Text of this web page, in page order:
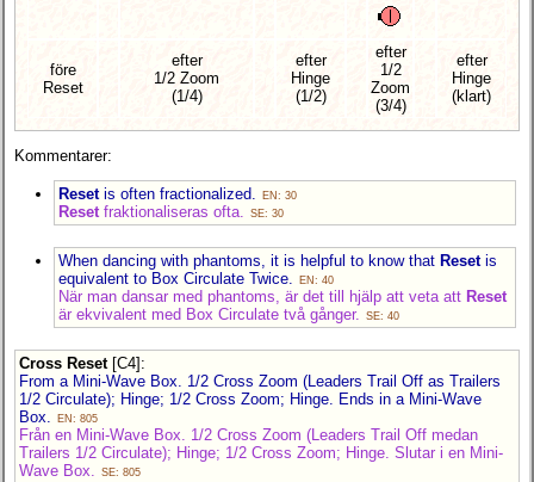
före
Reset
efter
1/2 Zoom
(1/4)
efter
Hinge
(1/2)
efter
1/2
Zoom
(3/4)
efter
Hinge
(klart)
Kommentarer:
Resetis often fractionalized. EN: 30
Resetfraktionaliseras ofta. SE: 30
When dancing with phantoms, it is helpful to know that Resetis
equivalent to Box Circulate Twice.
EN: 40
När man dansar med phantoms, är det till hjälp att veta att Reset
är ekvivalent med Box Circulate två gånger. SE: 40
Cross Reset [C4] :
From a Mini-Wave Box. 1/2 Cross Zoom (Leaders Trail Off as Trailers
1/2 Circulate); Hinge; 1/2 Cross Zoom; Hinge. Ends in a Mini-Wave
Box.
EN: 805
Från en Mini-Wave Box. 1/2 Cross Zoom (Leaders Trail Off medan
Trailers 1/2 Circulate); Hinge; 1/2 Cross Zoom; Hinge. Slutar i en Mini-
Wave Box. SE: 805